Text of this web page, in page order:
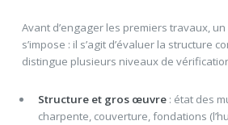
Avant d’engager les premiers travaux,
s’impose : il s’agit d’évaluer la structure
distingue plusieurs niveaux de
Structure et gros œuvre: état des
charpente, couverture, fondations